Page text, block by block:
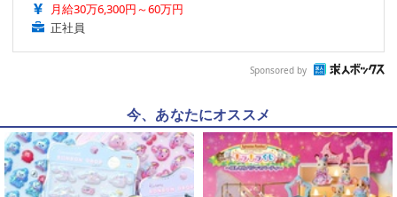
月給30万6,300円～60万円
正社員
Sponsored by
今、あなたにオススメ